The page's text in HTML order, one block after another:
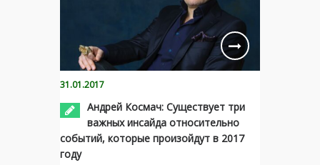
31.01.2017
Андрей Космач: Существует три
важных инсайда относительно
событий, которые произойдут в 2017
году